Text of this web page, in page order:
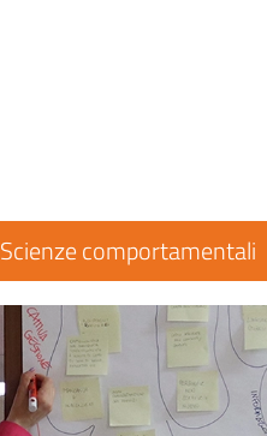
Scienze comportamentali